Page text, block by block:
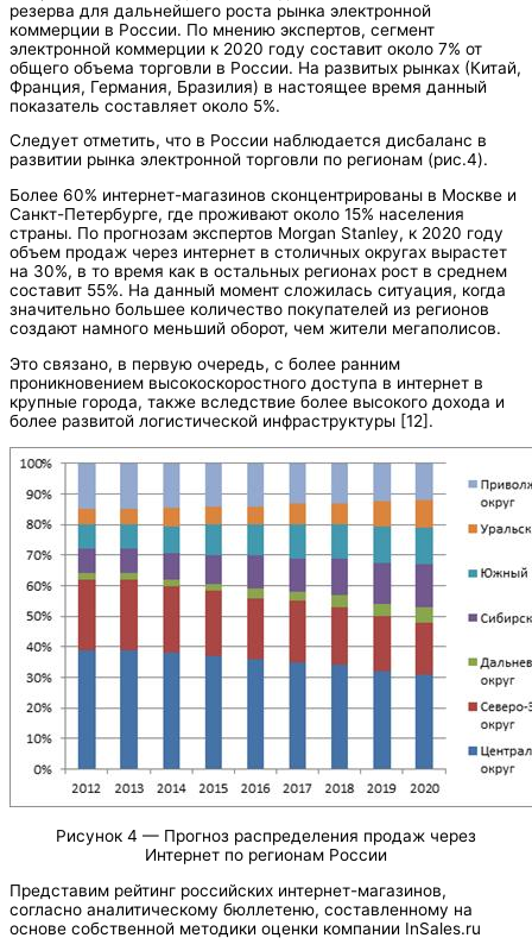
резерва для дальнейшего роста рынка электронной
коммерции в России. По мнению экспертов, сегмент
электронной коммерции к 2020 году составит около 7% от
общего объема торговли в России. На развитых рынках (Китай,
Франция, Германия, Бразилия) в настоящее время данный
показатель составляет около 5%.
Следует отметить, что в России наблюдается дисбаланс в
развитии рынка электронной торговли по регионам (риc.4).
Более 60% интернет-магазинов сконцентрированы в Москве и
Санкт-Петербурге, где проживают около 15% населения
страны. По прогнозам экспертов Morgan Stanley, к 2020 году
объем продаж через интернет в столичных округах вырастет
на 30%, в то время как в остальных регионах рост в среднем
составит 55%. На данный момент сложилась ситуация, когда
значительно большее количество покупателей из регионов
создают намного меньший оборот, чем жители мегаполисов.
Это связано, в первую очередь, с более ранним
проникновением высокоскоростного доступа в интернет в
крупные города, также вследствие более высокого дохода и
более развитой логистической инфраструктуры [12].
Рисунок 4 — Прогноз распределения продаж через
Интернет по регионам России
Представим рейтинг российских интернет-магазинов,
согласно аналитическому бюллетеню, составленному на
основе собственной методики оценки компании InSales.ru